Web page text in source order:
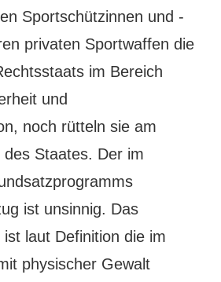
Sportschützinnen und -
privaten Sportwaffen die
im Bereich
und
noch rütteln sie am
Staates. Der im
ist unsinnig. Das
laut Definition die im
physischer Gewalt